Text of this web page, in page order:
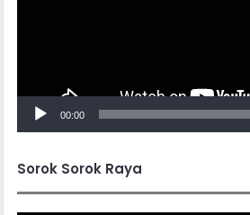
00:00
Sorok Sorok Raya